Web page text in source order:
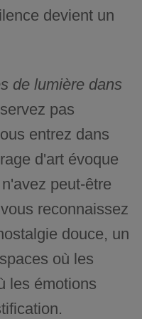
devient un
de lumière dans
pas
entrez dans
d'art évoque
peut-être
reconnaissez
douce, un
où les
les émotions